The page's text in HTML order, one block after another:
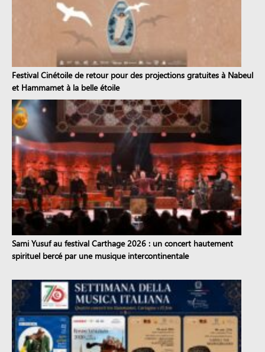
Festival Cinétoile de retour pour des projections gratuites à Nabeul
et Hammamet à la belle étoile
Sami Yusuf au festival Carthage 2026 : un concert hautement
spirituel bercé par une musique intercontinentale